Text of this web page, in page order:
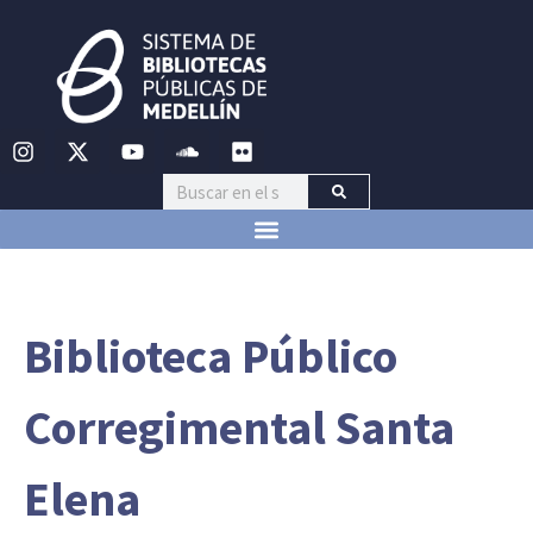
Biblioteca Público
Corregimental Santa
Elena